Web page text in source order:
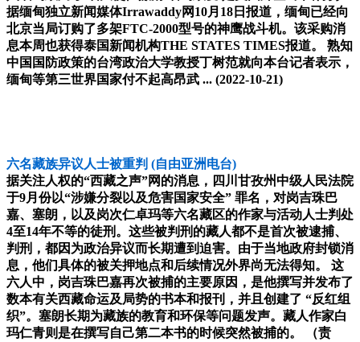
据缅甸独立新闻媒体Irrawaddy网10月18日报道，缅甸已经向
北京当局订购了多架FTC-2000型号的神鹰战斗机。该采购消
息本周也获得泰国新闻机构THE STATES TIMES报道。 熟知
中国国防政策的台湾政治大学教授丁树范就向本台记者表示，
缅甸等第三世界国家付不起高昂武 ... (2022-10-21)
六名藏族异议人士被重判 (自由亚洲电台)
据关注人权的“西藏之声”网的消息，四川甘孜州中级人民法院
于9月份以“涉嫌分裂以及危害国家安全” 罪名，对岗吉珠巴
嘉、塞朗，以及岗次仁卓玛等六名藏区的作家与活动人士判处
4至14年不等的徒刑。这些被判刑的藏人都不是首次被逮捕、
判刑，都因为政治异议而长期遭到迫害。由于当地政府封锁消
息，他们具体的被关押地点和后续情况外界尚无法得知。 这
六人中，岗吉珠巴嘉再次被捕的主要原因，是他撰写并发布了
数本有关西藏命运及局势的书本和报刊，并且创建了 “反红组
织”。塞朗长期为藏族的教育和环保等问题发声。藏人作家白
玛仁青则是在撰写自己第二本书的时候突然被捕的。 （责